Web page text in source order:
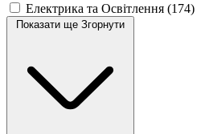
Електрика та Освітлення (174)
Показати ще Згорнути